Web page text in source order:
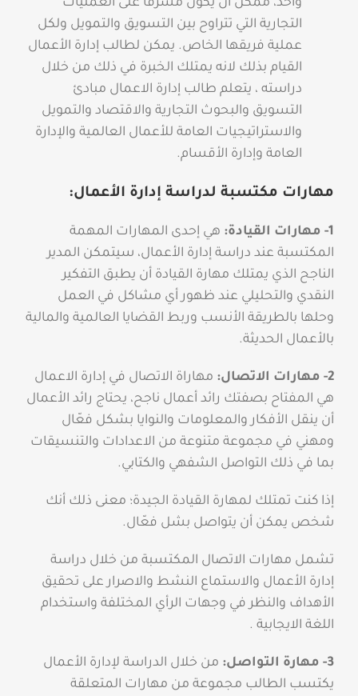
واحد، ممكن أن يكون مشرفاً على العمليات
التجارية التي تتراوح بين التسويق والتمويل ولكل
عملية فريقها الخاص. يمكن لطالب إدارة الأعمال
القيام بذلك لانه يمتلك الخبرة في ذلك من خلال
دراسته ، يتعلم طالب إدارة الاعمال مبادئ
التسويق والبحوث التجارية والاقتصاد والتمويل
والاستراتيجيات العامة للأعمال العالمية والإدارة
العامة وإدارة الأقسام.
مهارات مكتسبة لدراسة إدارة الأعمال:
1- مهارات القيادة:
هي إحدى المهارات المهمة
المكتسبة عند دراسة إدارة الأعمال، سيتمكن المدير
الناجح الذي يمتلك مهارة القيادة أن يطبق التفكير
النقدي والتحليلي عند ظهور أي مشاكل في العمل
وحلها بالطريقة الأنسب وربط القضايا العالمية والمالية
بالأعمال الحديثة.
2- مهارات الاتصال:
مهاراة الاتصال في إدارة الاعمال
هي المفتاح بصفتك رائد أعمال ناجح، يحتاج رائد الأعمال
أن ينقل الأفكار والمعلومات والنوايا بشكل فعّال
ومهني في مجموعة متنوعة من الاعدادات والتنسيقات
بما في ذلك التواصل الشفهي والكتابي.
إذا كنت تمتلك لمهارة القيادة الجيدة؛ معنى ذلك أنك
شخص يمكن أن يتواصل بشل فعّال.
تشمل مهارات الاتصال المكتسبة من خلال دراسة
إدارة الأعمال والاستماع النشط والاصرار على تحقيق
الأهداف والنظر في وجهات الرأي المختلفة واستخدام
اللغة الايجابية .
3- مهارة التواصل:
من خلال الدراسة لإدارة الأعمال
يكتسب الطالب مجموعة من مهارات المتعلقة